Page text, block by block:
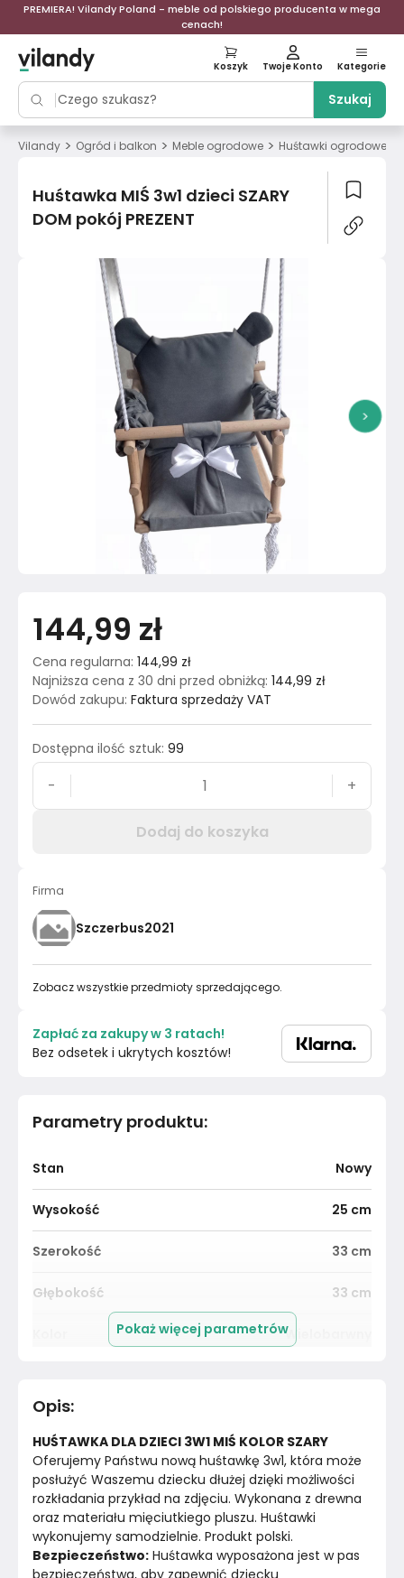
PREMIERA! Vilandy Poland - meble od polskiego producenta w mega
cenach!
Szukaj
Koszyk Twoje Konto Kategorie
Vilandy > Ogród i balkon > Meble ogrodowe > Huśtawki ogrodowe
Huśtawka MIŚ 3w1 dzieci SZARY
DOM pokój PREZENT
>
Parametry produktu:
Stan Nowy
Wysokość 25 cm
Szerokość 33 cm
Głębokość 33 cm
Wielobarwny
Materiał
Kolor Wielobarwne
Marka Szczerbuś
Montaż
Pokaż więcej parametrów
Opis:
HUŚTAWKA DLA DZIECI 3W1 MIŚ KOLOR SZARY
Oferujemy Państwu nową huśtawkę 3w1, która może
posłużyć Waszemu dziecku dłużej dzięki możliwości
rozkładania przykład na zdjęciu. Wykonana z drewna
oraz materiału mięciutkiego pluszu. Huśtawki
wykonujemy samodzielnie. Produkt polski.
Bezpieczeństwo: Huśtawka wyposażona jest w pas
bezpieczeństwa, aby zapewnić dziecku
144,99 zł
Cena regularna: 144,99 zł
Najniższa cena z 30 dni przed obniżką: 144,99 zł
Dowód zakupu: Faktura sprzedaży VAT
Dostępna ilość sztuk: 99
- +
Dodaj do koszyka
Firma
Szczerbus2021
Zobacz wszystkie przedmioty sprzedającego.
Zapłać za zakupy w 3 ratach!
Bez odsetek i ukrytych kosztów!